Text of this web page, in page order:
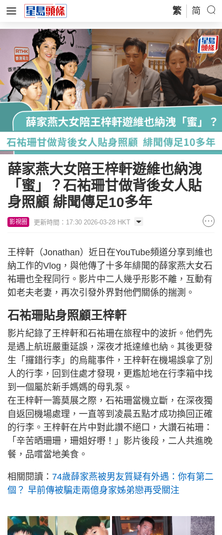
繁 简
薛家燕大女陪王梓軒遊維也納洩
「蜜」？石𧙗珊甘做背後女人貼
身照顧 緋聞傳足10多年
影視圈 更新時間：17:30 2026-03-28 HKT
王梓軒（Jonathan）近日在YouTube頻道分享到維也
納工作的Vlog，與他傳了十多年緋聞的薛家燕大女石
𧙗珊也全程同行。影片中二人幾乎形影不離，互動有
如老夫老妻，再次引發外界對他們關係的揣測。
石𧙗珊貼身照顧王梓軒
影片紀錄了王梓軒和石𧙗珊在旅程中的波折。他們先
是遇上航班嚴重延誤，深夜才抵達維也納。其後更發
生「攞錯行李」的烏龍事件，王梓軒在機場誤拿了別
人的行李，回到住處才發現，更尷尬地在行李箱中找
到一個屬於新手媽媽的母乳泵。
在王梓軒一籌莫展之際，石𧙗珊當機立斷，在深夜獨
自返回機場處理，一直等到凌晨五點才成功換回正確
的行李。王梓軒在片中對此讚不絕口，大讚石𧙗珊：
「辛苦晒珊珊，珊姐好嘢！」影片後段，二人共進晚
餐，品嚐當地美食。
相關閱讀： 74歲薛家燕被男友質疑有外遇：你有第二
個？ 早前傳被騙走兩億身家姊弟戀再受關注